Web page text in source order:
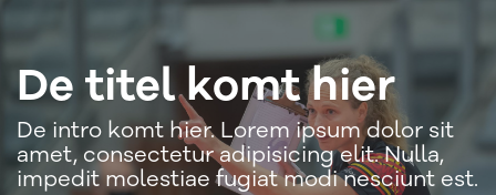
De titel komt hier
De intro komt hier. Lorem ipsum dolor sit
amet, consectetur adipisicing elit. Nulla,
impedit molestiae fugiat modi nesciunt est.